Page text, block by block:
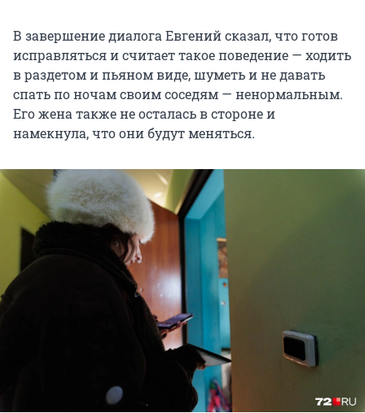
В завершение диалога Евгений сказал, что готов
исправляться и считает такое поведение — ходить
в раздетом и пьяном виде, шуметь и не давать
спать по ночам своим соседям — ненормальным.
Его жена также не осталась в стороне и
намекнула, что они будут меняться.